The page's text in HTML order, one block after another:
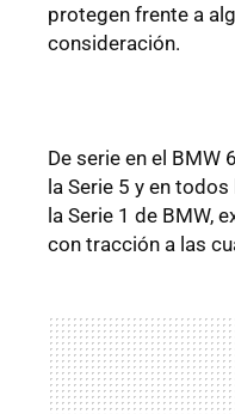
protegen frente a
consideración.
De serie en el
la Serie 5 y en
la Serie 1 de BMW,
con tracción a las